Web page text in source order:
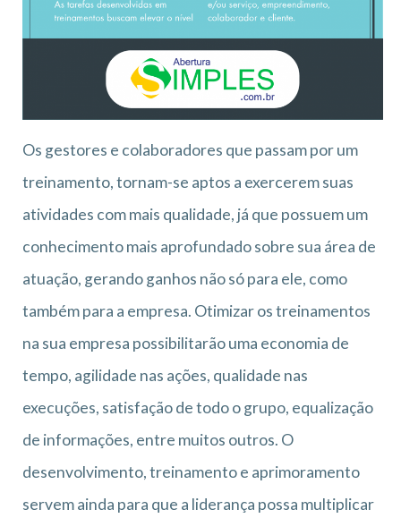
Os gestores e colaboradores que passam por um
treinamento, tornam-se aptos a exercerem suas
atividades com mais qualidade, já que possuem um
conhecimento mais aprofundado sobre sua área de
atuação, gerando ganhos não só para ele, como
também para a empresa. Otimizar os treinamentos
na sua empresa possibilitarão uma economia de
tempo, agilidade nas ações, qualidade nas
execuções, satisfação de todo o grupo, equalização
de informações, entre muitos outros. O
desenvolvimento, treinamento e aprimoramento
servem ainda para que a liderança possa multiplicar